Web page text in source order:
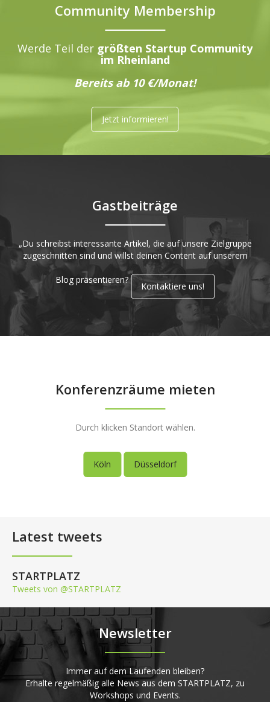
Community Membership
Werde Teil der größten Startup Community
im Rheinland
Bereits ab 10 €/Monat!
Jetzt informieren!
Gastbeiträge
„Du schreibst interessante Artikel, die auf unsere Zielgruppe
zugeschnitten sind und willst deinen Content auf unserem
Blog präsentieren?
Kontaktiere uns!
Konferenzräume mieten
Durch klicken Standort wählen.
Köln Düsseldorf
Latest tweets
STARTPLATZ
Tweets von @STARTPLATZ
Newsletter
Immer auf dem Laufenden bleiben?
Erhalte regelmäßig alle News aus dem STARTPLATZ, zu
Workshops und Events.